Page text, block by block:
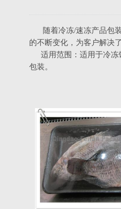
随着冷冻/速冻产品包
的不断变化，为客户解决
适用范围：适用于冷冻
包装。